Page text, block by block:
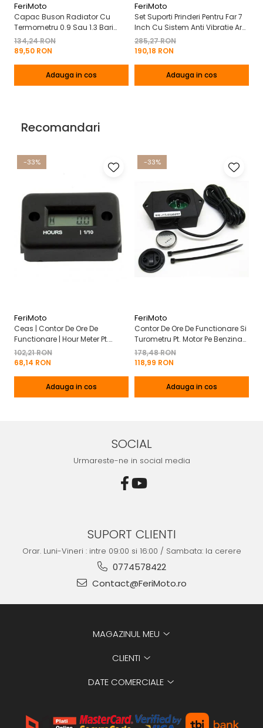
FeriMoto
Capac Buson Radiator Cu
Termometru 0.9 Sau 1.3 Bari
Nissan Suzuki Mercedes
Mitsubishi Etc
134,24 RON
89,50 RON
Adauga in cos
FeriMoto
Set Suporti Prinderi Pentru Far 7
Inch Cu Sistem Anti Vibratie Arc
| Cantitate Set
285,27 RON
190,18 RON
Adauga in cos
Recomandari
-33%
FeriMoto
Ceas | Contor De Ore De
Functionare | Hour Meter Pt.
Motor Pe Benzina 2T | 4T
102,21 RON
68,14 RON
Adauga in cos
-33%
FeriMoto
Contor De Ore De Functionare Si
Turometru Pt. Motor Pe Benzina
2T | 4T Cu Capac De Baterie
178,48 RON
118,99 RON
Adauga in cos
SOCIAL
Urmareste-ne in social media
SUPORT CLIENTI
Orar. Luni-Vineri : intre 09:00 si 16:00 / Sambata: la cerere
0774578422
Contact@FeriMoto.ro
MAGAZINUL MEU
CLIENTI
DATE COMERCIALE